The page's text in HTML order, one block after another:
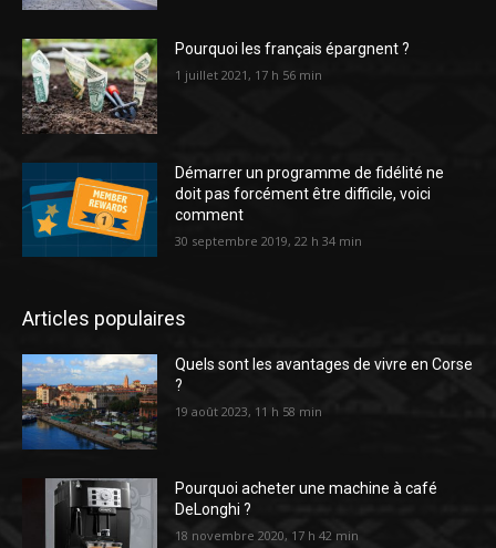
Pourquoi les français épargnent ?
1 juillet 2021, 17 h 56 min
Démarrer un programme de fidélité ne
doit pas forcément être difficile, voici
comment
30 septembre 2019, 22 h 34 min
Articles populaires
Quels sont les avantages de vivre en Corse
?
19 août 2023, 11 h 58 min
Pourquoi acheter une machine à café
DeLonghi ?
18 novembre 2020, 17 h 42 min